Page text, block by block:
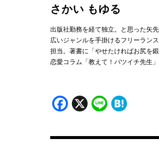
さかい もゆる
出版社勤務を経て独立。と思った矢
広いジャンルを手掛けるフリーラン
担当。著書に「やせたければお尻を
恋愛コラム「教えて！バツイチ先生
Facebook
X Line